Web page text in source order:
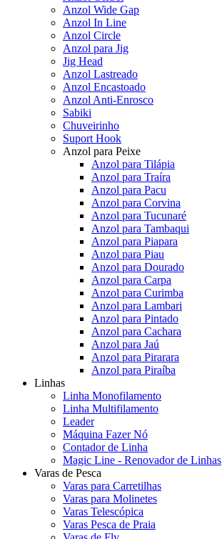
Anzol Wide Gap
Anzol In Line
Anzol Circle
Anzol para Jig
Jig Head
Anzol Lastreado
Anzol Encastoado
Anzol Anti-Enrosco
Sabiki
Chuveirinho
Suport Hook
Anzol para Peixe
Anzol para Tilápia
Anzol para Traíra
Anzol para Pacu
Anzol para Corvina
Anzol para Tucunaré
Anzol para Tambaqui
Anzol para Piapara
Anzol para Piau
Anzol para Dourado
Anzol para Carpa
Anzol para Curimba
Anzol para Lambari
Anzol para Pintado
Anzol para Cachara
Anzol para Jaú
Anzol para Pirarara
Anzol para Piraíba
Linhas
Linha Monofilamento
Linha Multifilamento
Leader
Máquina Fazer Nó
Contador de Linha
Magic Line - Renovador de Linhas
Varas de Pesca
Varas para Carretilhas
Varas para Molinetes
Varas Telescópica
Varas Pesca de Praia